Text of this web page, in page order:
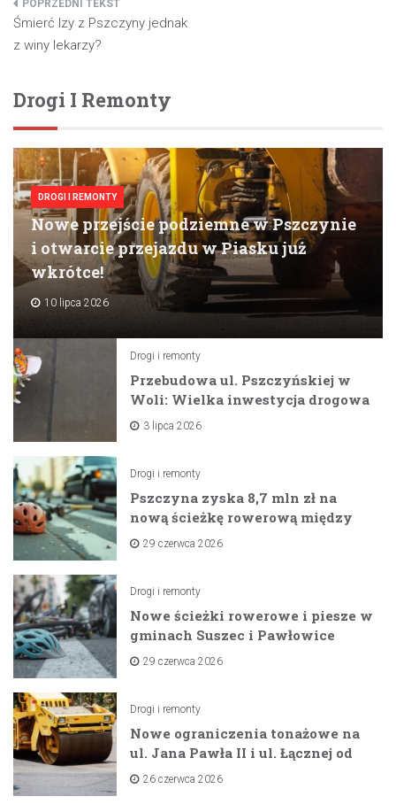
Nawigacja
wpisu
Śmierć Izy z Pszczyny jednak
z winy lekarzy?
Drogi I Remonty
DROGI I REMONTY
Nowe przejście podziemne w Pszczynie
i otwarcie przejazdu w Piasku już
wkrótce!
10 lipca 2026
Drogi i remonty
Przebudowa ul. Pszczyńskiej w
Woli: Wielka inwestycja drogowa
na horyzoncie
3 lipca 2026
Drogi i remonty
Pszczyna zyska 8,7 mln zł na
nową ścieżkę rowerową między
zaporami
29 czerwca 2026
Drogi i remonty
Nowe ścieżki rowerowe i piesze w
gminach Suszec i Pawłowice
dzięki unijnemu wsparciu
29 czerwca 2026
Drogi i remonty
Nowe ograniczenia tonażowe na
ul. Jana Pawła II i ul. Łącznej od
lipca 2026 roku
26 czerwca 2026